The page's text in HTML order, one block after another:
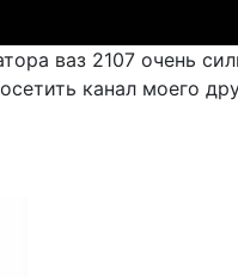
ваз 2107 очень
канал моего